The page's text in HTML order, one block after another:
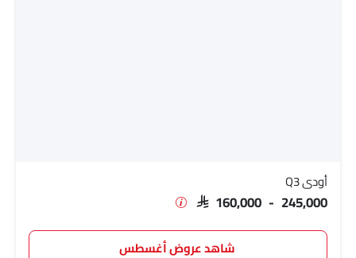
أودي Q3
SAR 160,000 - 245,000
شاهد عروض أغسطس